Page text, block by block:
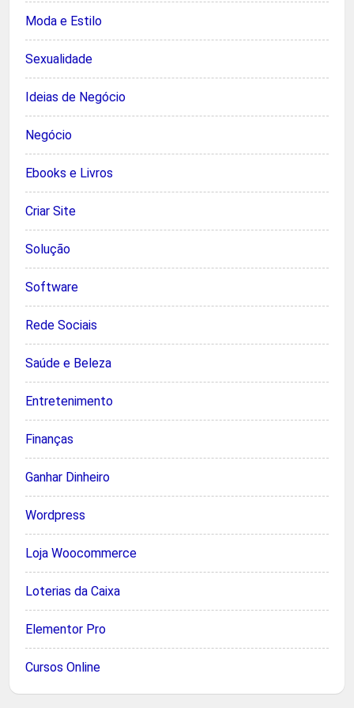
Moda e Estilo
Sexualidade
Ideias de Negócio
Negócio
Ebooks e Livros
Criar Site
Solução
Software
Rede Sociais
Saúde e Beleza
Entretenimento
Finanças
Ganhar Dinheiro
Wordpress
Loja Woocommerce
Loterias da Caixa
Elementor Pro
Cursos Online